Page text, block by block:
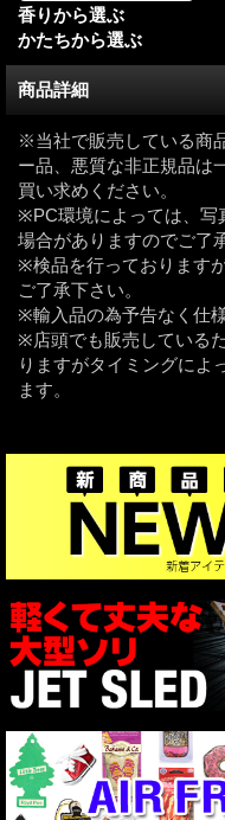
香りから選ぶ
かたちから選ぶ
商品詳細
※当社で販売している商
ー品、悪質な非正規品は
買い求めください。
※PC環境によっては、写
場合がありますのでご了
※検品を行っております
ご了承下さい。
※輸入品の為予告なく仕
※店頭でも販売している
りますがタイミングによ
ます。